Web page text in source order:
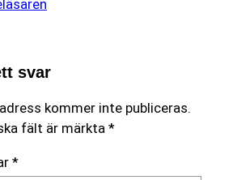
svar
kommer inte publiceras.
fält är märkta *
*